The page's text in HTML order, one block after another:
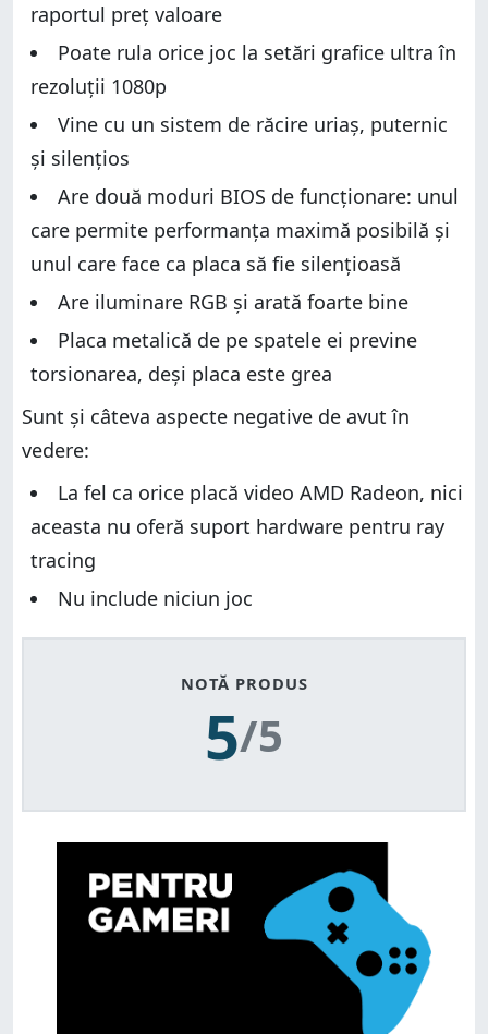
raportul preț valoare
Poate rula orice joc la setări grafice ultra în
rezoluții 1080p
Vine cu un sistem de răcire uriaș, puternic
și silențios
Are două moduri BIOS de funcționare: unul
care permite performanța maximă posibilă și
unul care face ca placa să fie silențioasă
Are iluminare RGB și arată foarte bine
Placa metalică de pe spatele ei previne
torsionarea, deși placa este grea
Sunt și câteva aspecte negative de avut în
vedere:
La fel ca orice placă video AMD Radeon, nici
aceasta nu oferă suport hardware pentru ray
tracing
Nu include niciun joc
NOTĂ PRODUS
5/5